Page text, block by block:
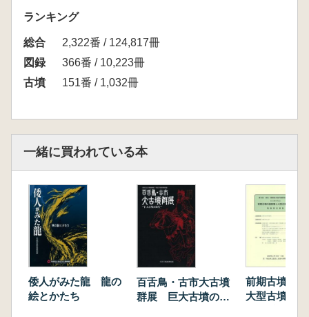
ランキング
総合
2,322番 / 124,817冊
図録
366番 / 10,223冊
古墳
151番 / 1,032冊
一緒に買われている本
倭人がみた龍 龍の
絵とかたち
百舌鳥・古市大古墳
群展 巨大古墳の時
前期古墳の
大型古墳の